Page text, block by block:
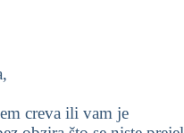
creva ili vam je